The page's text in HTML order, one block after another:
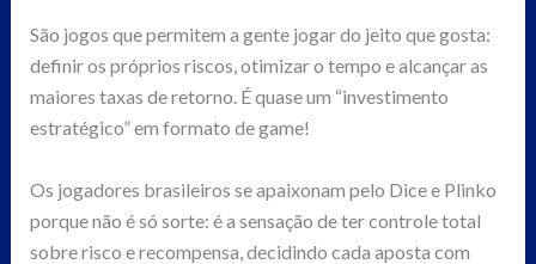
São jogos que permitem a gente jogar do jeito que gosta:
definir os próprios riscos, otimizar o tempo e alcançar as
maiores taxas de retorno. É quase um “investimento
estratégico” em formato de game!
Os jogadores brasileiros se apaixonam pelo Dice e Plinko
porque não é só sorte: é a sensação de ter controle total
sobre risco e recompensa, decidindo cada aposta com